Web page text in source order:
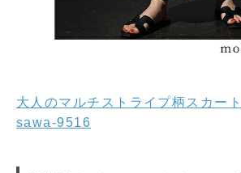
大人のマルチストライプ柄スカート
sawa-9516